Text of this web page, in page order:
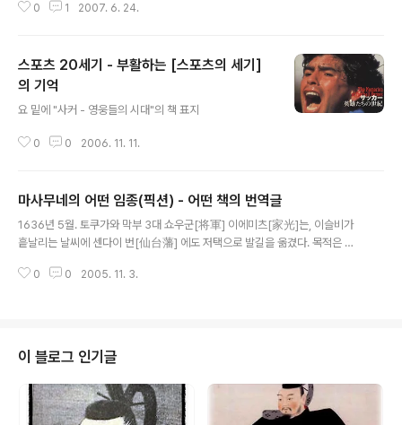
음. 0 1 2007. 6. 24.
스포츠 20세기 - 부활하는 [스포츠의 세기]
의 기억
요 밑에 "사커 - 영웅들의 시대"의 책 표지
0 0 2006. 11. 11.
마사무네의 어떤 임종(픽션) - 어떤 책의 번역글
1636년 5월. 토쿠가와 막부 3대 쇼우군[将軍] 이에미츠[家光]는, 이슬비가
흩날리는 날씨에 센다이 번[仙台藩] 에도 저택으로 발길을 옮겼다. 목적은 병
한 피부가 이제 노인의 생명이 그리 길지 않음을 알려주고 있었다. 노인은 간신
소리는 완전히 갈라져 그르렁 거리는 소리처럼 들렸다. "편안히.. 편안히.." 이에
미츠의 짧은 말에는 깊은 염려의 마음이 담겨 있었다. "목이... 망가졌습니다. 식
사조차 목..
0 0 2005. 11. 3.
이 블로그 인기글